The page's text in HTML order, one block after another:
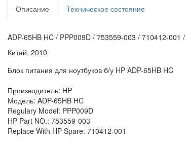
Описание Техническое состояние
ADP-65HB HC / PPP009D / 753559-003 / 710412-001
Китай, 2010
Блок питания для ноутбуков б/у HP ADP-65HB HC
Производитель: HP
Модель: ADP-65HB HC
Regulary Model: PPP009D
HP Part NO.: 753559-003
Replace With HP Spare: 710412-001